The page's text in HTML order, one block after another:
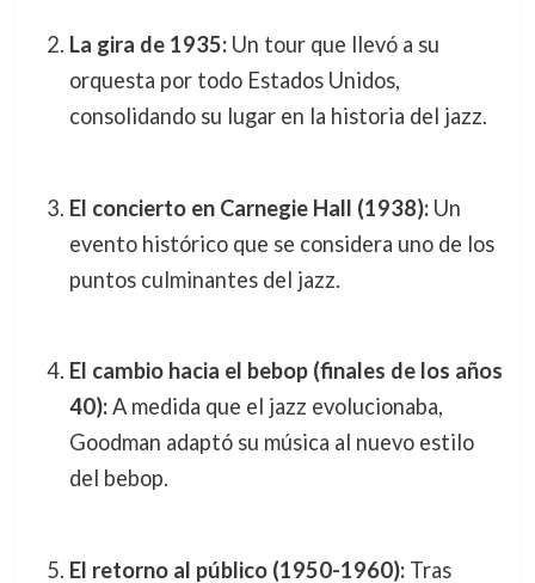
La gira de 1935:Un tour que llevó a su
orquesta por todo Estados Unidos,
consolidando su lugar en la historia del jazz.
El concierto en Carnegie Hall (1938):Un
evento histórico que se considera uno de los
puntos culminantes del jazz.
El cambio hacia el bebop (finales de los años
40):A medida que el jazz evolucionaba,
Goodman adaptó su música al nuevo estilo
del bebop.
El retorno al público (1950-1960):Tras